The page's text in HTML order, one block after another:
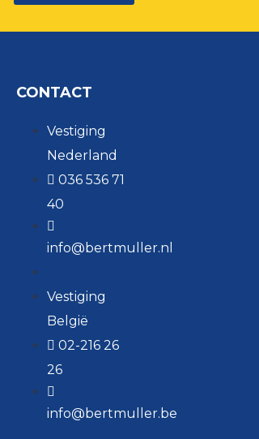
CONTACT
Vestiging
Nederland
036 536 71
40
info@bertmuller.nl
Vestiging
België
02-216 26
26
info@bertmuller.be